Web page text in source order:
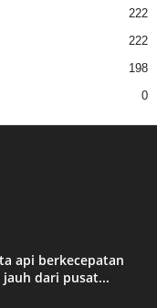
222
222
198
0
api berkecepatan
dari pusat...